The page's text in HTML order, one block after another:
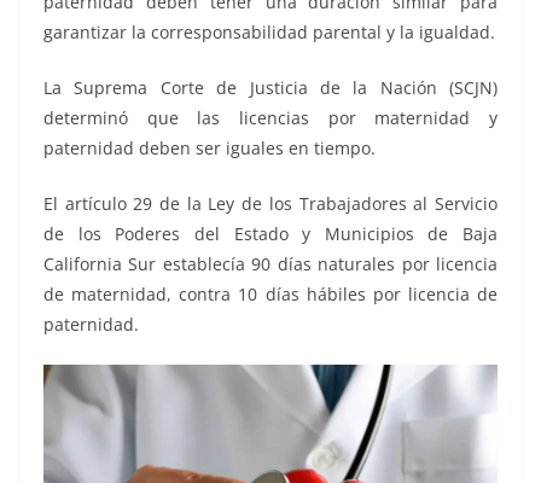
garantizar la corresponsabilidad parental y la igualdad.
La Suprema Corte de Justicia de la Nación (SCJN)
determinó que las licencias por maternidad y
paternidad deben ser iguales en tiempo.
El artículo 29 de la Ley de los Trabajadores al Servicio
de los Poderes del Estado y Municipios de Baja
California Sur establecía 90 días naturales por licencia
de maternidad, contra 10 días hábiles por licencia de
paternidad.